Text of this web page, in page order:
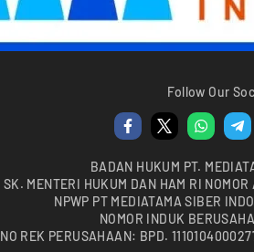
Follow Our
BADAN HUKUM PT.
SK. MENTERI HUKUM DAN HAM RI
NPWP PT MEDIATAMA SIBER
NOMOR INDUK
NO REK PERUSAHAAN: BPD.